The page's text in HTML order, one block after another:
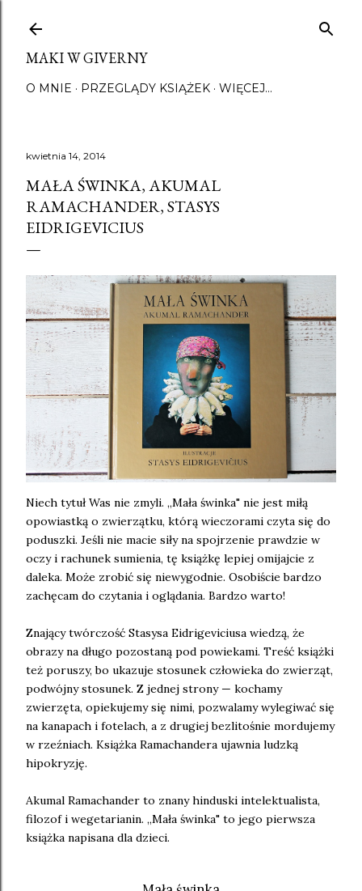
MAKI W GIVERNY
O MNIE PRZEGLĄDY KSIĄŻEK WIĘCEJ…
kwietnia 14, 2014
MAŁA ŚWINKA, AKUMAL
RAMACHANDER, STASYS
EIDRIGEVICIUS
Niech tytuł Was nie zmyli. „Mała świnka" nie jest miłą
opowiastką o zwierzątku, którą wieczorami czyta się do
poduszki. Jeśli nie macie siły na spojrzenie prawdzie w
oczy i rachunek sumienia, tę książkę lepiej omijajcie z
daleka. Może zrobić się niewygodnie. Osobiście bardzo
zachęcam do czytania i oglądania. Bardzo warto!
Znający twórczość Stasysa Eidrigeviciusa wiedzą, że
obrazy na długo pozostaną pod powiekami. Treść książki
też poruszy, bo ukazuje stosunek człowieka do zwierząt,
podwójny stosunek. Z jednej strony — kochamy
zwierzęta, opiekujemy się nimi, pozwalamy wylegiwać się
na kanapach i fotelach, a z drugiej bezlitośnie mordujemy
w rzeźniach. Książka Ramachandera ujawnia ludzką
hipokryzję.
Akumal Ramachander to znany hinduski intelektualista,
filozof i wegetarianin. „Mała świnka" to jego pierwsza
książka napisana dla dzieci.